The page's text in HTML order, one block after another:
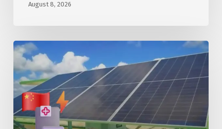
August 8, 2026
Arriba
Cuba
segundo
donativo
chino
de